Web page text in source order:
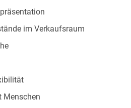
im Verkaufsraum
Menschen